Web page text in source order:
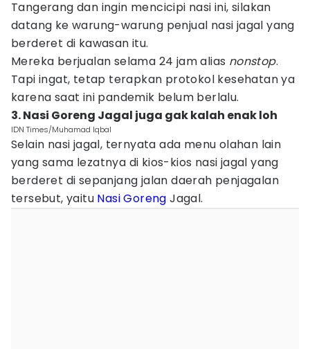
Tangerang dan ingin mencicipi nasi ini, silakan
datang ke warung-warung penjual nasi jagal yang
berderet di kawasan itu.
Mereka berjualan selama 24 jam alias nonstop.
Tapi ingat, tetap terapkan protokol kesehatan ya
karena saat ini pandemik belum berlalu.
3. Nasi Goreng Jagal juga gak kalah enak loh
IDN Times/Muhamad Iqbal
Selain nasi jagal, ternyata ada menu olahan lain
yang sama lezatnya di kios-kios nasi jagal yang
berderet di sepanjang jalan daerah penjagalan
tersebut, yaitu Nasi Goreng Jagal.